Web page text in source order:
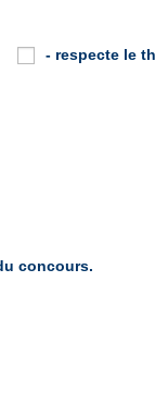
- respecte le
concours.